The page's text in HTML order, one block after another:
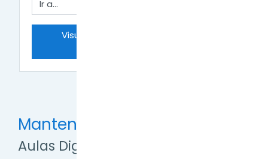
Ir a...
Visualizar una tarea desde el rol
Mantente en contacto
Aulas Digitales TDF